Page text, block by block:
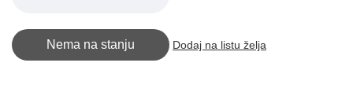
Nema na stanju Dodaj na listu želja